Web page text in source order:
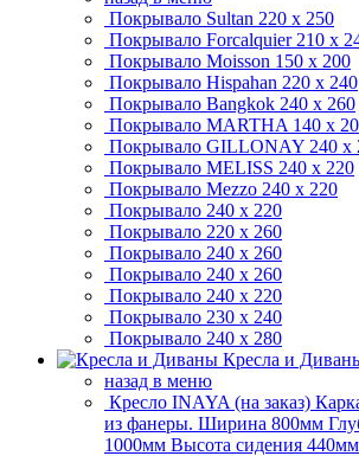
Покрывало Sultan 220 x 250
Покрывало Forcalquier 210 x
Покрывало Moisson 150 x 200
Покрывало Hispahan 220 x 240
Покрывало Bangkok 240 x 260
Покрывало MARTHA 140 x
Покрывало GILLONAY 240 x
Покрывало MELISS 240 x 220
Покрывало Mezzo 240 x 220
Покрывало 240 x 220
Покрывало 220 x 260
Покрывало 240 x 260
Покрывало 240 x 260
Покрывало 240 x 220
Покрывало 230 x 240
Покрывало 240 x 280
Кресла и
назад в меню
Кресло INAYA (на заказ)
из фанеры. Ширина 800мм
1000мм Высота сидения 440мм